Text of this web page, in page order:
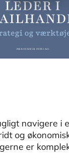
navigere
og
er